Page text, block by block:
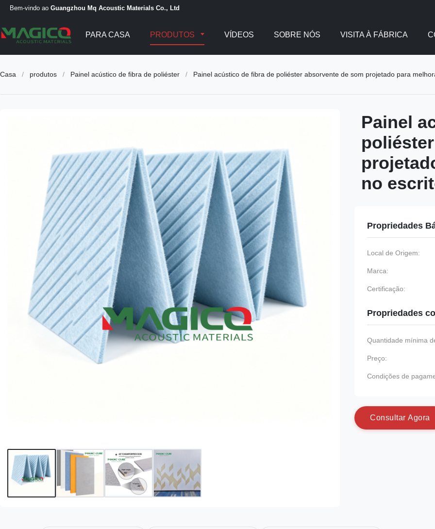
Bem-vindo ao Guangzhou Mq Acoustic Materials Co., Ltd
PARA CASA PRODUTOS VÍDEOS SOBRE NÓS VISITA À FÁBRICA
Casa / produtos / Painel acústico de fibra de poliéster / Painel acústico de fibra de poliéster absorvente de som projetado para
Painel
no
Propriedades
Local de Origem:
Marca:
Certificação:
Propriedades
Quantidade mínima
Preço:
Condições de
Consu tar Agora